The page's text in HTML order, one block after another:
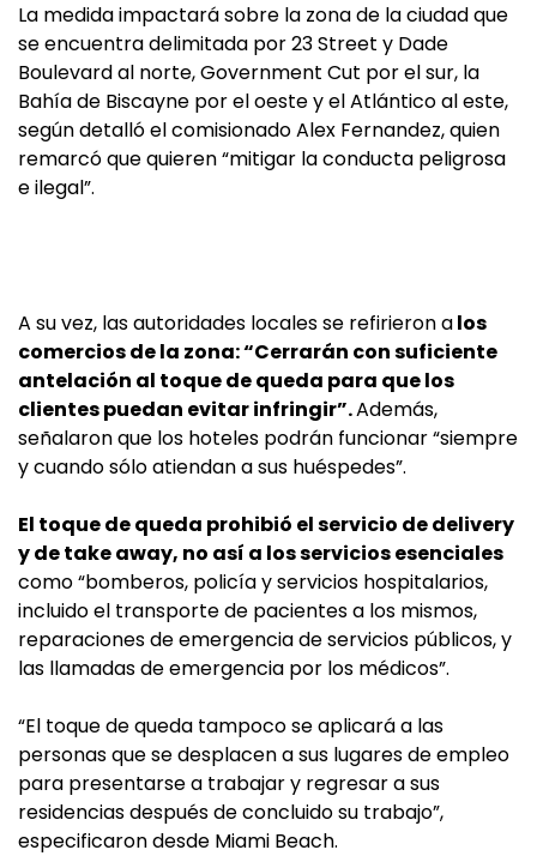
La medida impactará sobre la zona de la ciudad que
se encuentra delimitada por 23 Street y Dade
Boulevard al norte, Government Cut por el sur, la
Bahía de Biscayne por el oeste y el Atlántico al este,
según detalló el comisionado Alex Fernandez, quien
remarcó que quieren “mitigar la conducta peligrosa
e ilegal”.
A su vez, las autoridades locales se refirieron alos
comercios de la zona: “Cerrarán con suficiente
antelación al toque de queda para que los
clientes puedan evitar infringir”.Además,
señalaron que los hoteles podrán funcionar “siempre
y cuando sólo atiendan a sus huéspedes”.
El toque de queda prohibió el servicio de delivery
y de take away, no así a los servicios esenciales
como “bomberos, policía y servicios hospitalarios,
incluido el transporte de pacientes a los mismos,
reparaciones de emergencia de servicios públicos, y
las llamadas de emergencia por los médicos”.
“El toque de queda tampoco se aplicará a las
personas que se desplacen a sus lugares de empleo
para presentarse a trabajar y regresar a sus
residencias después de concluido su trabajo”,
especificaron desde Miami Beach.